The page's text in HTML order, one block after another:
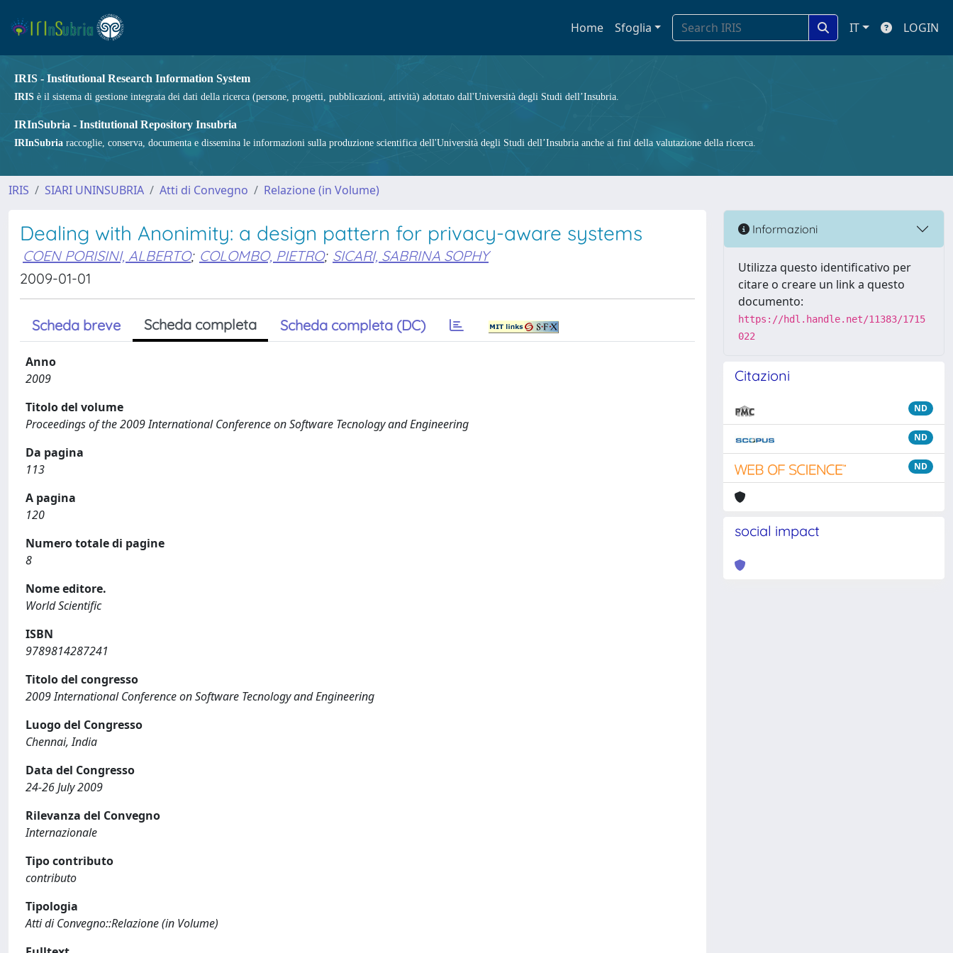
Home Sfoglia IT LOGIN
IRIS - Institutional Research Information System
IRIS è il sistema di gestione integrata dei dati della ricerca (persone, progetti, pubblicazioni, attività) adottato dall'Università degli Studi dell’Insubria.
IRInSubria - Institutional Repository Insubria
IRInSubria raccoglie, conserva, documenta e dissemina le informazioni sulla produzione scientifica dell'Università degli Studi dell’Insubria anche ai fini della valutazione della ricerca.
IRIS SIARI UNINSUBRIA Atti di Convegno Relazione (in Volume)
Dealing with Anonimity: a design pattern for privacy-aware systems
COEN PORISINI, ALBERTO; COLOMBO, PIETRO; SICARI, SABRINA SOPHY
2009-01-01
Scheda breve Scheda completa Scheda completa (DC)
Anno
2009
Titolo del volume
Proceedings of the 2009 International Conference on Software Tecnology and Engineering
Da pagina
113
A pagina
120
Numero totale di pagine
8
Nome editore.
World Scientific
ISBN
9789814287241
Titolo del congresso
2009 International Conference on Software Tecnology and Engineering
Luogo del Congresso
Chennai, India
Data del Congresso
24-26 July 2009
Rilevanza del Convegno
Internazionale
Tipo contributo
contributo
Tipologia
Atti di Convegno::Relazione (in Volume)
Informazioni
Utilizza questo identificativo per
citare o creare un link a questo
documento:
https://hdl.handle.net/11383/1715
022
Citazioni
ND
ND
ND
social impact